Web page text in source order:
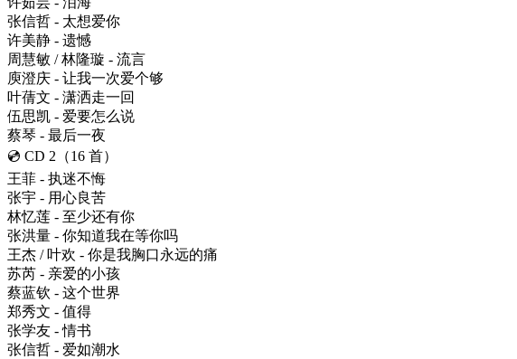
张信哲 - 太想爱你
许美静 - 遗憾
周慧敏 / 林隆璇 - 流言
庾澄庆 - 让我一次爱个够
叶蒨文 - 潇洒走一回
伍思凯 - 爱要怎么说
蔡琴 - 最后一夜
💿 CD 2（16 首）
王菲 - 执迷不悔
张宇 - 用心良苦
林忆莲 - 至少还有你
张洪量 - 你知道我在等你吗
王杰 / 叶欢 - 你是我胸口永远的痛
苏芮 - 亲爱的小孩
蔡蓝钦 - 这个世界
郑秀文 - 值得
张学友 - 情书
张信哲 - 爱如潮水